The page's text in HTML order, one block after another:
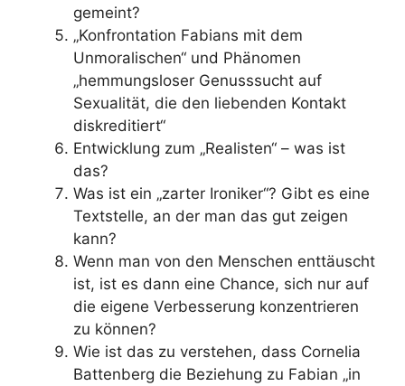
gemeint?
„Konfrontation Fabians mit dem
Unmoralischen“ und Phänomen
„hemmungsloser Genusssucht auf
Sexualität, die den liebenden Kontakt
diskreditiert“
Entwicklung zum „Realisten“ – was ist
das?
Was ist ein „zarter Ironiker“? Gibt es eine
Textstelle, an der man das gut zeigen
kann?
Wenn man von den Menschen enttäuscht
ist, ist es dann eine Chance, sich nur auf
die eigene Verbesserung konzentrieren
zu können?
Wie ist das zu verstehen, dass Cornelia
Battenberg die Beziehung zu Fabian „in